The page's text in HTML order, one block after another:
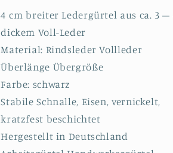
4 cm breiter Ledergürtel aus ca. 3 –
dickem Voll-Leder
Material: Rindsleder Vollleder
Überlänge Übergröße
Farbe: schwarz
Stabile Schnalle, Eisen, vernickelt,
kratzfest beschichtet
Hergestellt in Deutschland